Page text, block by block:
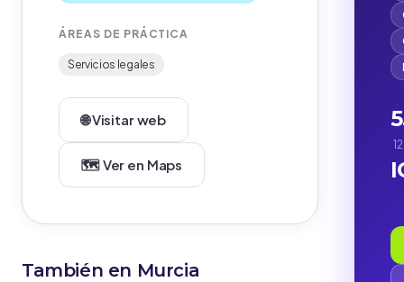
ÁREAS DE PRÁCTICA
Servicios legales
🌐 Visitar web
🗺️ Ver en Maps
También en Murcia